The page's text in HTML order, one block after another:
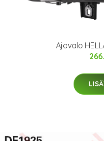
Ajovalo